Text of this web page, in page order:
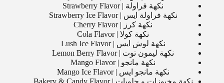
نكهة فراولة | Strawberry Flavor
نكهة فراولة ايس | Strawberry Ice Flavor
نكهة كرز | Cherry Flavor
نكهة كولا | Cola Flavor
نكهة لوش ايس | Lush Ice Flavor
نكهة ليمون توت | Lemon Berry Flavor
نكهة مانجو | Mango Flavor
نكهة مانجو ايس | Mango Ice Flavor